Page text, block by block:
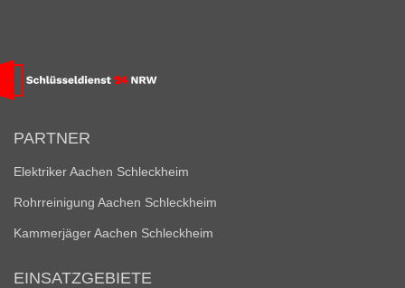
PARTNER
Elektriker Aachen Schleckheim
Rohrreinigung Aachen Schleckheim
Kammerjäger Aachen Schleckheim
EINSATZGEBIETE